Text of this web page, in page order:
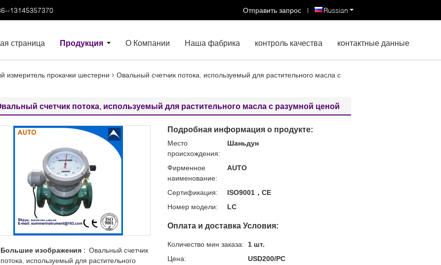
13145357370 Russian
Отправить запрос |
страница Продукция О Компании Наша фабрика контроль качества контактные данные
измеритель прокачки шестерни
Овальный счетчик потока, используемый для растительного масла с
счетчик потока, используемый для растительного масла с разумной ценой
Большие изображения : Овальный счетчик
потока, используемый для растительного
Подробная информация о продукте:
Место
происхождения:
Шаньдун
Фирменное
наименование:
AUTO
Сертификация:
ISO9001，CE
Номер модели:
LC
Оплата и доставка Условия:
Количество мин заказа:
1 шт.
Цена:
USD200/PC